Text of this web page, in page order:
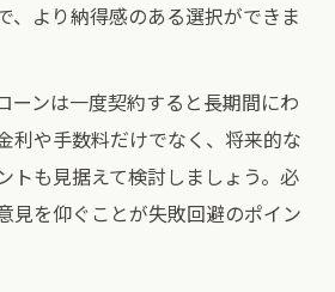
、より納得感のある選択ができま
ーンは一度契約すると長期間にわ
利や手数料だけでなく、将来的な
トも見据えて検討しましょう。必
見を仰ぐことが失敗回避のポイン